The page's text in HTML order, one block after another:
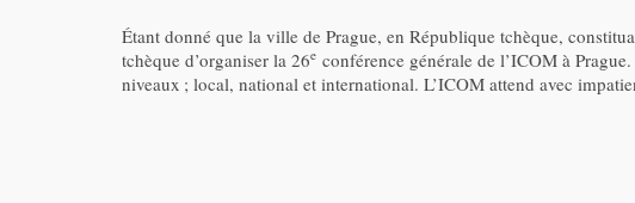
Étant donné que la ville de Prague, en République tchèque,
tchèque d’organiser la 26e conférence générale de l’ICOM à
niveaux ; local, national et international. L’ICOM attend avec